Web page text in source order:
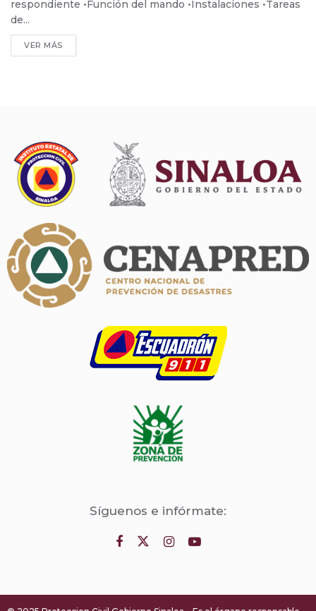
respondiente •Función del mando •Instalaciones •Tareas
de...
VER MÁS
Síguenos e infórmate: